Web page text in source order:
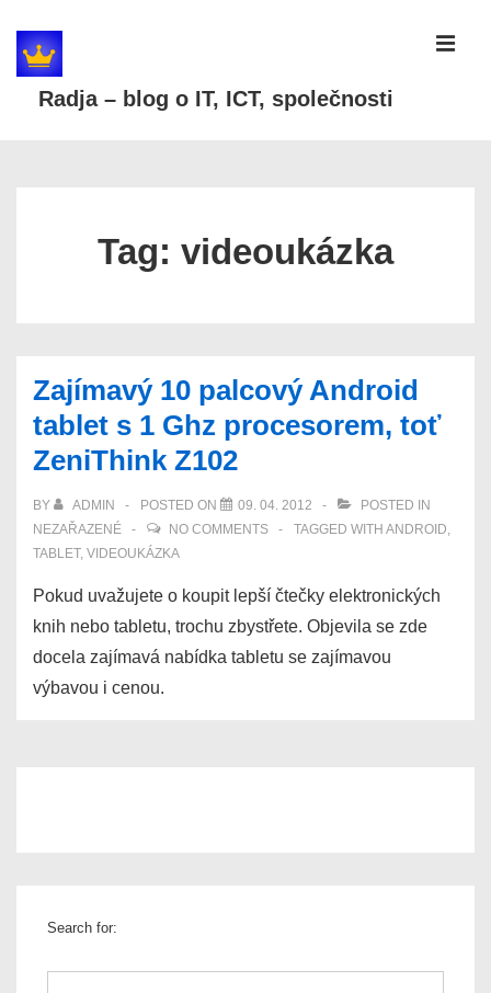
Skip
Radja – blog o IT, ICT, společnosti
Tag: videoukázka
Zajímavý 10 palcový Android
tablet s 1 Ghz procesorem, toť
ZeniThink Z102
BY ADMIN POSTED ON 09. 04. 2012
POSTED IN
NEZAŘAZENÉ
NO COMMENTS TAGGED WITH ANDROID,
TABLET, VIDEOUKÁZKA
Pokud uvažujete o koupit lepší čtečky elektronických
knih nebo tabletu, trochu zbystřete. Objevila se zde
docela zajímavá nabídka tabletu se zajímavou
výbavou i cenou.
Search for: